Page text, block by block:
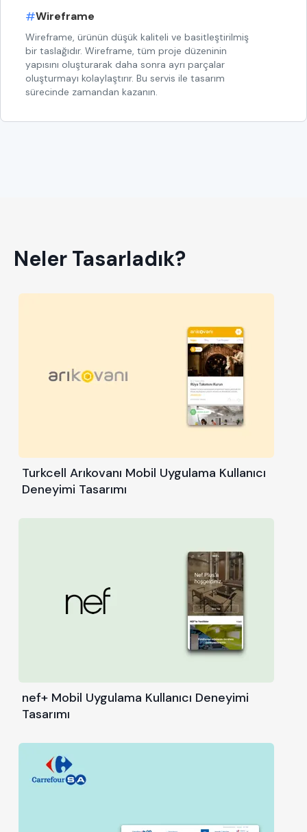
#Wireframe
Wireframe, ürünün düşük kaliteli ve basitleştirilmiş
bir taslağıdır. Wireframe, tüm proje düzeninin
yapısını oluşturarak daha sonra ayrı parçalar
oluşturmayı kolaylaştırır. Bu servis ile tasarım
sürecinde zamandan kazanın.
Neler Tasarladık?
Turkcell Arıkovanı Mobil Uygulama Kullanıcı
Deneyimi Tasarımı
nef+ Mobil Uygulama Kullanıcı Deneyimi
Tasarımı